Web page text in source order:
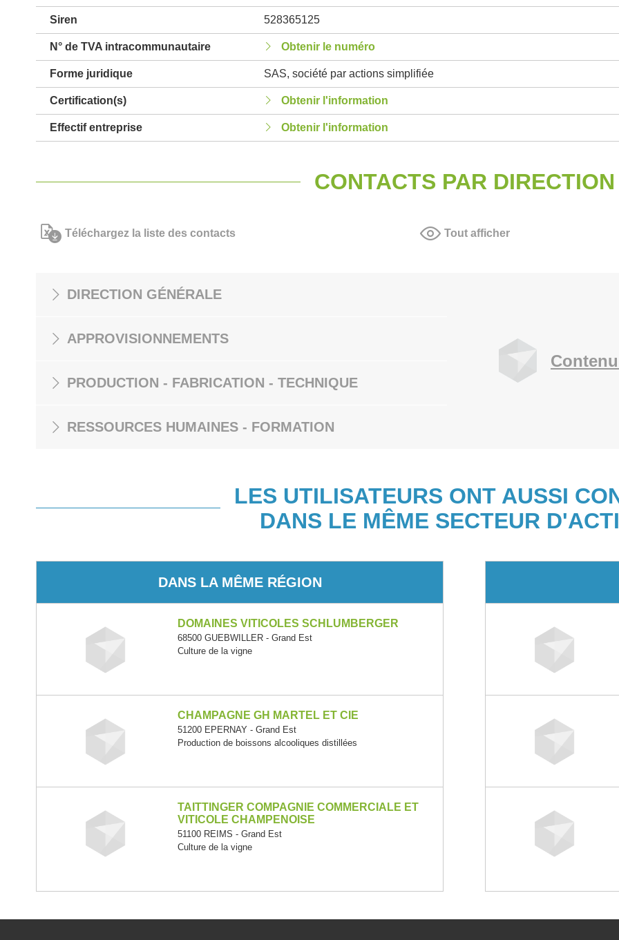
Siren 528365125
N° de TVA intracommunautaire Obtenir le numéro
Forme juridique SAS, société par actions simplifiée
Certification(s) Obtenir l'information
Effectif entreprise Obtenir l'information
CONTACTS PAR DIRECTION
Téléchargez la liste des contacts Tout afficher
DIRECTION GÉNÉRALE
APPROVISIONNEMENTS
PRODUCTION - FABRICATION - TECHNIQUE
RESSOURCES HUMAINES - FORMATION
LES UTILISATEURS ONT AUSSI
DANS LE MÊME SECTEUR
DANS LA MÊME RÉGION
DOMAINES VITICOLES SCHLUMBERGER
68500 GUEBWILLER - Grand Est
Culture de la vigne
CHAMPAGNE GH MARTEL ET CIE
51200 EPERNAY - Grand Est
Production de boissons alcooliques distillées
TAITTINGER COMPAGNIE COMMERCIALE ET
VITICOLE CHAMPENOISE
51100 REIMS - Grand Est
Culture de la vigne